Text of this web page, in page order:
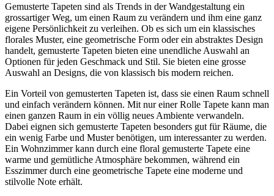
Gemusterte Tapeten sind als Trends in der Wandgestaltung ein
grossartiger Weg, um einen Raum zu verändern und ihm eine ganz
eigene Persönlichkeit zu verleihen. Ob es sich um ein klassisches
florales Muster, eine geometrische Form oder ein abstraktes Design
handelt, gemusterte Tapeten bieten eine unendliche Auswahl an
Optionen für jeden Geschmack und Stil. Sie bieten eine grosse
Auswahl an Designs, die von klassisch bis modern reichen.
Ein Vorteil von gemusterten Tapeten ist, dass sie einen Raum schnell
und einfach verändern können. Mit nur einer Rolle Tapete kann man
einen ganzen Raum in ein völlig neues Ambiente verwandeln.
Dabei eignen sich gemusterte Tapeten besonders gut für Räume, die
ein wenig Farbe und Muster benötigen, um interessanter zu werden.
Ein Wohnzimmer kann durch eine floral gemusterte Tapete eine
warme und gemütliche Atmosphäre bekommen, während ein
Esszimmer durch eine geometrische Tapete eine moderne und
stilvolle Note erhält.